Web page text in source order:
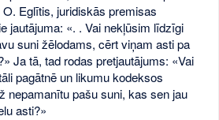
O. Eglītis, juridiskās premisas
jautājuma: «. . Vai nekļūsim līdzīgi
suni žēlodams, cērt viņam asti pa
Ja tā, tad rodas pretjautājums: «Vai
pagātnē un likumu kodeksos
nepamanītu pašu suni, kas sen jau
asti?»